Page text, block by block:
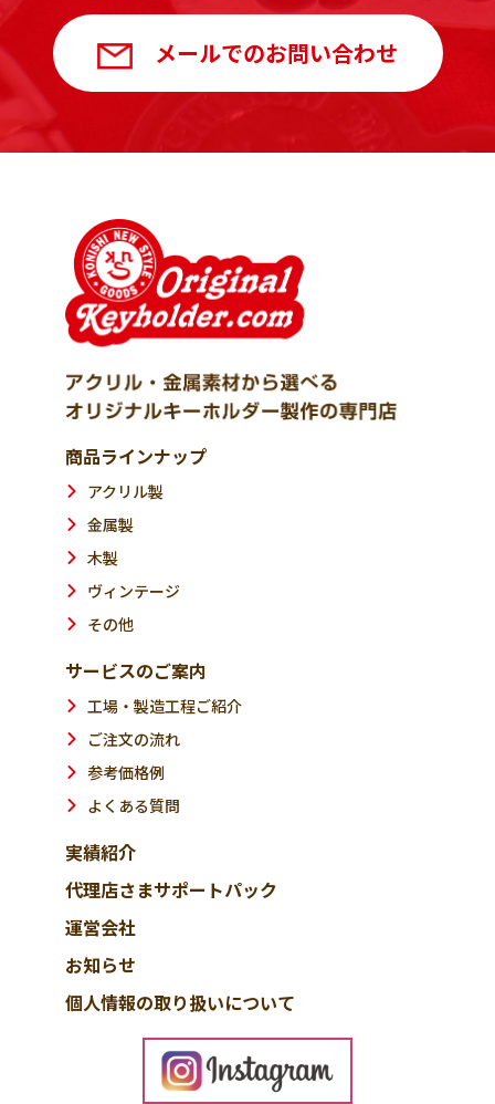
メールでのお問い合わせ
商品ラインナップ
アクリル製
金属製
木製
ヴィンテージ
その他
サービスのご案内
工場・製造工程ご紹介
ご注文の流れ
参考価格例
よくある質問
実績紹介
代理店さまサポートパック
運営会社
お知らせ
個人情報の取り扱いについて